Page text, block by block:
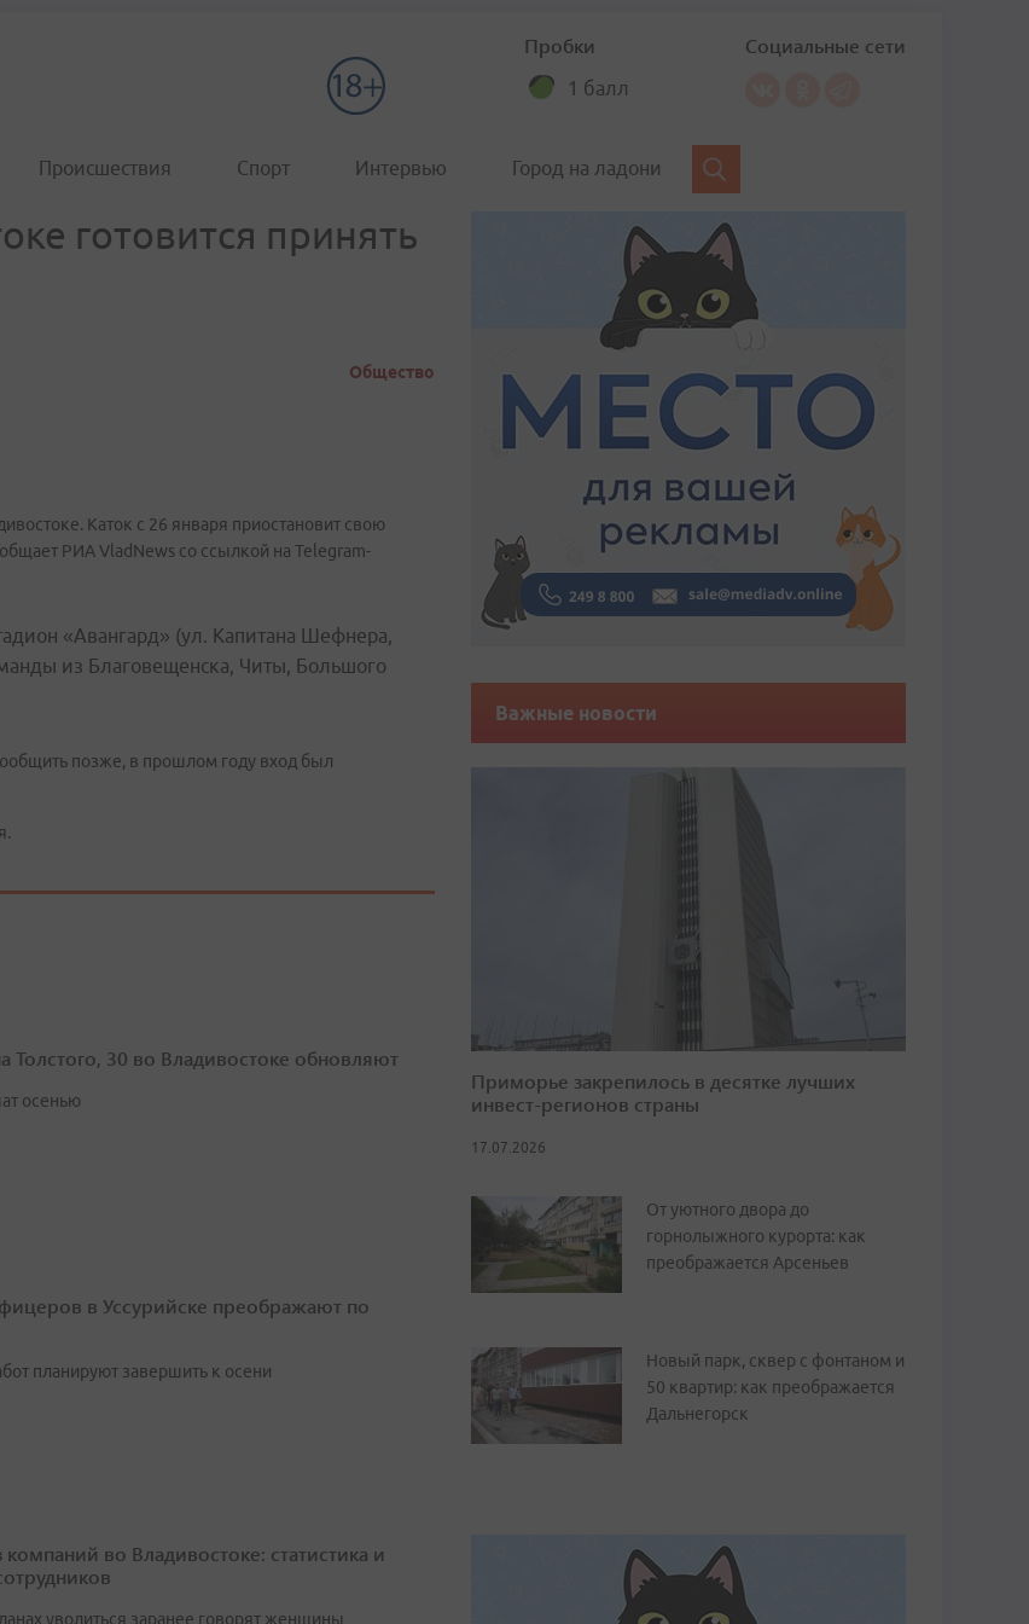
Пробки
1 балл
Социальные сети
Происшествия Спорт Интервью Город на ладони
готовится принять
Общество
Каток с 26 января приостановит свою
РИА VladNews со ссылкой на Telegram-
«Авангард» (ул. Капитана Шефнера,
из Благовещенска, Читы, Большого
позже, в прошлом году вход был
Толстого, 30 во Владивостоке обновляют
осенью
в Уссурийске преображают по
планируют завершить к осени
компаний во Владивостоке: статистика и
уволиться заранее говорят женщины
Важные новости
Приморье закрепилось в десятке лучших
инвест-регионов страны
17.07.2026
От уютного двора до
горнолыжного курорта: как
преображается Арсеньев
Новый парк, сквер с фонтаном и
50 квартир: как преображается
Дальнегорск